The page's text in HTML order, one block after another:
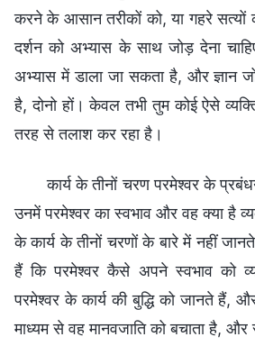
करने के आसान तरीकों को, या गहरे सत्यों
दर्शन को अभ्यास के साथ जोड़ देना
अभ्यास में डाला जा सकता है, और ज्ञान
है, दोनो हों। केवल तभी तुम कोई ऐसे
तरह से तलाश कर रहा है।
कार्य के तीनों चरण परमेश्वर के
उनमें परमेश्वर का स्वभाव और वह क्या है
के कार्य के तीनों चरणों के बारे में नहीं
हैं कि परमेश्वर कैसे अपने स्वभाव को
परमेश्वर के कार्य की बुद्धि को जानते हैं,
माध्यम से वह मानवजाति को बचाता है, और